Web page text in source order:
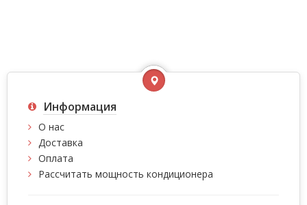
Информация
О нас
Доставка
Оплата
Рассчитать мощность кондиционера